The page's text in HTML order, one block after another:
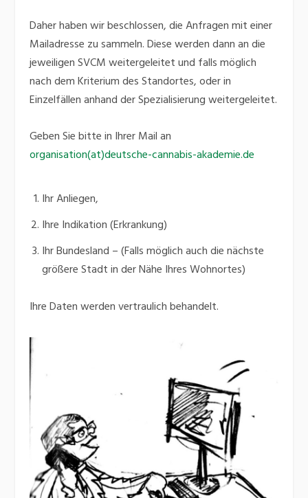
Daher haben wir beschlossen, die Anfragen mit einer
Mailadresse zu sammeln. Diese werden dann an die
jeweiligen SVCM weitergeleitet und falls möglich
nach dem Kriterium des Standortes, oder in
Einzelfällen anhand der Spezialisierung weitergeleitet.
Geben Sie bitte in Ihrer Mail an
organisation(at)deutsche-cannabis-akademie.de
Ihr Anliegen,
Ihre Indikation (Erkrankung)
Ihr Bundesland – (Falls möglich auch die nächste
größere Stadt in der Nähe Ihres Wohnortes)
Ihre Daten werden vertraulich behandelt.